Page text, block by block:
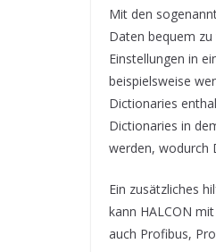
Mit den
Daten bequem
Einstellungen in
beispielsweise
Dictionaries
Dictionaries in
werden, wodurch
Ein zusätzliches
kann HALCON
auch Profibus,